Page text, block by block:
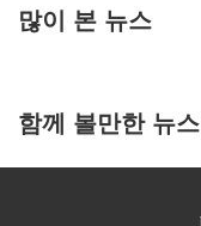
많이 본 뉴스
함께 볼만한 뉴스